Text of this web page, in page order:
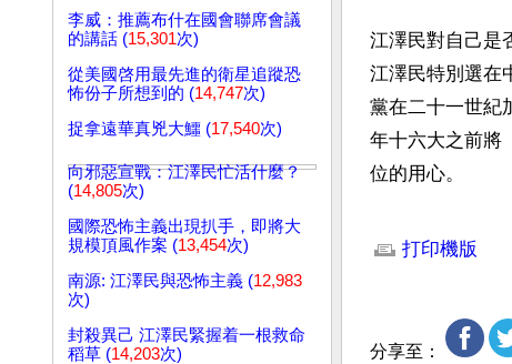
李威：推薦布什在國會聯席會議
的講話 (15,301次)
從美國啓用最先進的衛星追蹤恐
怖份子所想到的 (14,747次)
捉拿遠華真兇大鱷 (17,540次)
向邪惡宣戰：江澤民忙活什麼？
(14,805次)
國際恐怖主義出現扒手，即將大
規模頂風作案 (13,454次)
南源: 江澤民與恐怖主義 (12,983
次)
封殺異己 江澤民緊握着一根救命
稻草 (14,203次)
江澤民對自己是
江澤民特別選在
黨在二十一世紀
年十六大之前將
位的用心。
打印機版
分享至：